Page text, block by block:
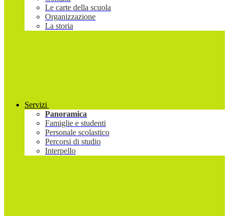
Le carte della scuola
Organizzazione
La storia
Servizi
Panoramica
Famiglie e studenti
Personale scolastico
Percorsi di studio
Interpello